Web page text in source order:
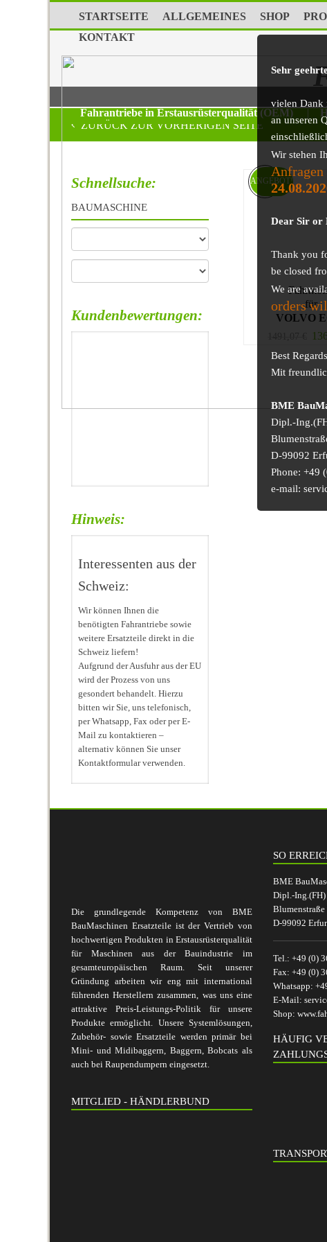
STARTSEITE ALLGEMEINES SHOP
KONTAKT
Sehr
vielen Dank
an unseren
Wir stehen
Anfragen
Dear Sir or
Thank you
be closed
We are
orders
Best
Mit
BME
Dipl.-
D-99092
Phone: +49
e-mail:
Fahrantriebe in Erstausrüsterqualität (OEM) |
ZURÜCK ZUR VORHERIGEN SEITE
für
VOLVO
ANGEBOT!
Schnellsuche:
BAUMASCHINE
Kundenbewertungen:
Hinweis:
Interessenten aus der
Schweiz:
Wir können Ihnen die
benötigten Fahrantriebe sowie
weitere Ersatzteile direkt in die
Schweiz liefern!
Aufgrund der Ausfuhr aus der EU
wird der Prozess von uns
gesondert behandelt. Hierzu
bitten wir Sie, uns telefonisch,
per Whatsapp, Fax oder per E-
Mail zu kontaktieren –
alternativ können Sie unser
Kontaktformular verwenden.
Die grundlegende Kompetenz von BME
BauMaschinen Ersatzteile ist der Vertrieb von
hochwertigen Produkten in Erstausrüsterqualität
für Maschinen aus der Bauindustrie im
gesamteuropäischen Raum. Seit unserer
Gründung arbeiten wir eng mit international
führenden Herstellern zusammen, was uns eine
attraktive Preis-Leistungs-Politik für unsere
Produkte ermöglicht. Unsere Systemlösungen,
Zubehör- sowie Ersatzteile werden primär bei
Mini- und Midibaggern, Baggern, Bobcats als
auch bei Raupendumpern eingesetzt.
MITGLIED - HÄNDLERBUND
SO
BME
Dipl.-
Blumenstraße
D-99092
Tel.: +49 (0)
Fax: +49 (0)
Whatsapp:
E-Mail:
Shop:
HÄUFIG